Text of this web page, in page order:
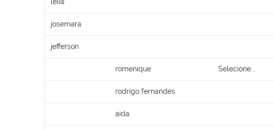
josemara
jefferson
romenique Selecione...
rodrigo fernandes
aida